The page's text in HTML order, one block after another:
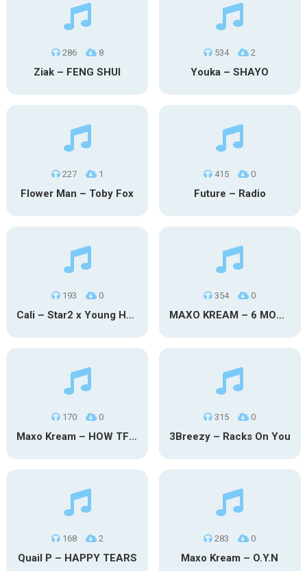
286 8
Ziak – FENG SHUI
534 2
Youka – SHAYO
227 1
Flower Man – Toby Fox
415 0
Future – Radio
193 0
Cali – Star2 x Young Henny
354 0
MAXO KREAM – 6 MONTHS CLEAN
170 0
Maxo Kream – HOW TF I’M LUCKY
315 0
3Breezy – Racks On You
168 2
Quail P – HAPPY TEARS
283 0
Maxo Kream – O.Y.N